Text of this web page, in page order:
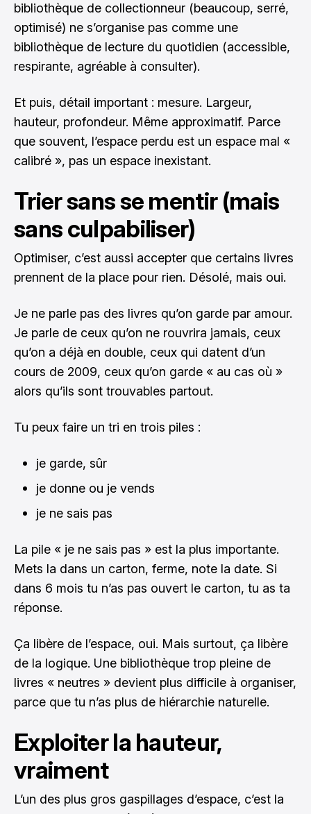
bibliothèque de collectionneur (beaucoup, serré,
optimisé) ne s’organise pas comme une
bibliothèque de lecture du quotidien (accessible,
respirante, agréable à consulter).
Et puis, détail important : mesure. Largeur,
hauteur, profondeur. Même approximatif. Parce
que souvent, l’espace perdu est un espace mal «
calibré », pas un espace inexistant.
Trier sans se mentir (mais
sans culpabiliser)
Optimiser, c’est aussi accepter que certains livres
prennent de la place pour rien. Désolé, mais oui.
Je ne parle pas des livres qu’on garde par amour.
Je parle de ceux qu’on ne rouvrira jamais, ceux
qu’on a déjà en double, ceux qui datent d’un
cours de 2009, ceux qu’on garde « au cas où »
alors qu’ils sont trouvables partout.
Tu peux faire un tri en trois piles :
je garde, sûr
je donne ou je vends
je ne sais pas
La pile « je ne sais pas » est la plus importante.
Mets la dans un carton, ferme, note la date. Si
dans 6 mois tu n’as pas ouvert le carton, tu as ta
réponse.
Ça libère de l’espace, oui. Mais surtout, ça libère
de la logique. Une bibliothèque trop pleine de
livres « neutres » devient plus difficile à organiser,
parce que tu n’as plus de hiérarchie naturelle.
Exploiter la hauteur,
vraiment
L’un des plus gros gaspillages d’espace, c’est la